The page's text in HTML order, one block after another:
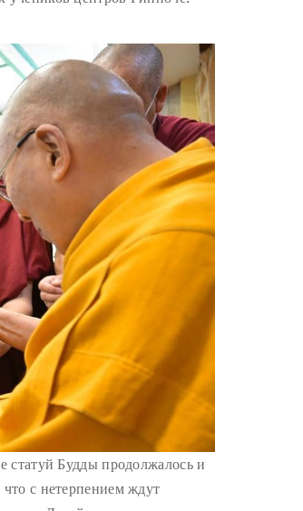
Будды продолжалось и
с нетерпением ждут